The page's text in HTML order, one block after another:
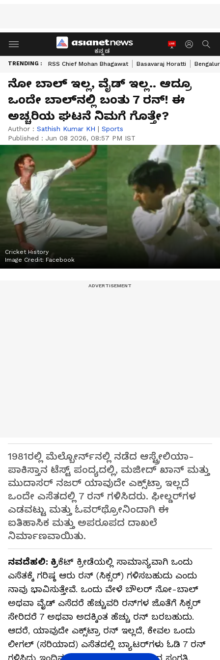
ಕನ್ನಡ
TRENDING : RSS Chief Mohan Bhagawat Basavaraj Horatti
ನೋ ಬಾಲ್ ಇಲ್ಲ, ವೈಡ್ ಇಲ್ಲ.. ಆದ್ರೂ
ಒಂದೇ ಬಾಲ್‌ನಲ್ಲಿ ಬಂತು 7 ರನ್! ಈ
ಅಚ್ಚರಿಯ ಘಟನೆ ನಿಮಗೆ ಗೊತ್ತೇ?
Author : Sathish Kumar KH | Sports
Published : Jun 08 2026, 08:57 PM IST
Cricket History
Image Credit: Facebook
1981ರಲ್ಲಿ ಮೆಲ್ಬೋರ್ನ್‌ನಲ್ಲಿ ನಡೆದ ಆಸ್ಟ್ರೇಲಿಯಾ-
ಪಾಕಿಸ್ತಾನ ಟೆಸ್ಟ್ ಪಂದ್ಯದಲ್ಲಿ, ಮಜೀದ್ ಖಾನ್ ಮತ್ತು
ಮುದಾಸರ್ ನಜರ್ ಯಾವುದೇ ಎಕ್ಸ್‌ಟ್ರಾ ಇಲ್ಲದೆ
ಒಂದೇ ಎಸೆತದಲ್ಲಿ 7 ರನ್ ಗಳಿಸಿದರು. ಫೀಲ್ಡರ್‌ಗಳ
ಎಡವಟ್ಟು ಮತ್ತು ಓವರ್‌ಥ್ರೋನಿಂದಾಗಿ ಈ
ಐತಿಹಾಸಿಕ ಮತ್ತು ಅಪರೂಪದ ದಾಖಲೆ
ನಿರ್ಮಾಣವಾಯಿತು.
ನವದೆಹಲಿ: ಕ್ರಿಕೆಟ್ ಕ್ರೀಡೆಯಲ್ಲಿ ಸಾಮಾನ್ಯವಾಗಿ ಒಂದು
ಎಸೆತಕ್ಕೆ ಗರಿಷ್ಠ ಆರು ರನ್ (ಸಿಕ್ಸರ್) ಗಳಿಸಬಹುದು ಎಂದು
ನಾವು ಭಾವಿಸುತ್ತೇವೆ. ಒಂದು ವೇಳೆ ಬೌಲರ್ ನೋ-ಬಾಲ್
ಅಥವಾ ವೈಡ್ ಎಸೆದರೆ ಹೆಚ್ಚುವರಿ ರನ್‌ಗಳ ಜೊತೆಗೆ ಸಿಕ್ಸರ್
ಸೇರಿದರೆ 7 ಅಥವಾ ಅದಕ್ಕಿಂತ ಹೆಚ್ಚು ರನ್ ಬರಬಹುದು.
ಆದರೆ, ಯಾವುದೇ ಎಕ್ಸ್‌ಟ್ರಾ ರನ್ ಇಲ್ಲದೆ, ಕೇವಲ ಒಂದು
ಲೀಗಲ್ (ಸರಿಯಾದ) ಎಸೆತದಲ್ಲಿ ಬ್ಯಾಟರ್‌ಗಳು ಓಡಿ 7 ರನ್